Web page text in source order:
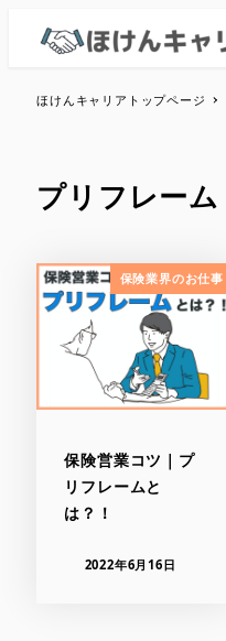
ほけんキャリアトップページ
プリフレーム
保険業界のお仕事
保険営業コツ｜プ
リフレームと
は？！
2022年6月16日